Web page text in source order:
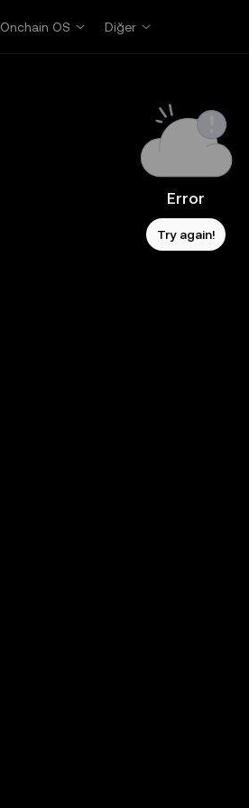
Onchain OS Diğer
Error
Try again!